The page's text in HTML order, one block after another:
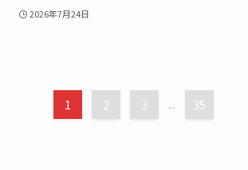
2026年7月24日
1 2 3 ... 35